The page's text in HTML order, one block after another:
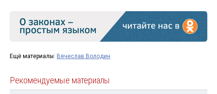
Ещё материалы: Вячеслав Володин
Рекомендуемые материалы